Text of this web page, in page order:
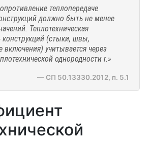
теплопередаче
должно быть не менее
Теплотехническая
конструкций (стыки, швы,
включения) учитывается через
однородности r.»
— СП 50.13330.2012, п. 5.1